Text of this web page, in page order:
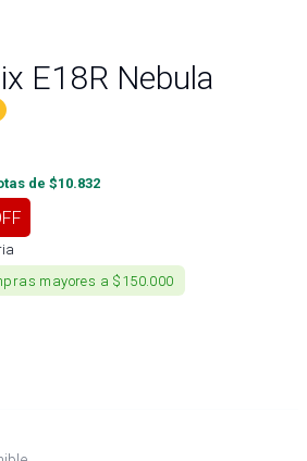
E18R Nebula
de $10.832
mayores a $150.000